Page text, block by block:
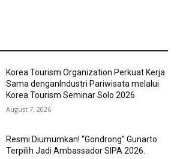
Korea Tourism Organization Perkuat Kerja
Sama denganIndustri Pariwisata melalui
Korea Tourism Seminar Solo 2026
August 7, 2026
Resmi Diumumkan! “Gondrong” Gunarto
Terpilih Jadi Ambassador SIPA 2026.